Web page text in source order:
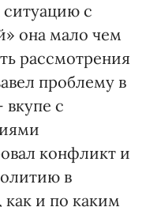
ситуацию с
она мало чем
рассмотрения
проблему в
с
конфликт и
в
и по каким